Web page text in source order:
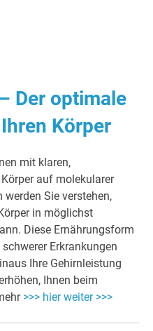
Der optimale
Körper
mit klaren,
auf molekularer
Sie verstehen,
in möglichst
Diese Ernährungsform
Erkrankungen
Ihre Gehirnleistung
Ihnen beim
>>> hier weiter >>>